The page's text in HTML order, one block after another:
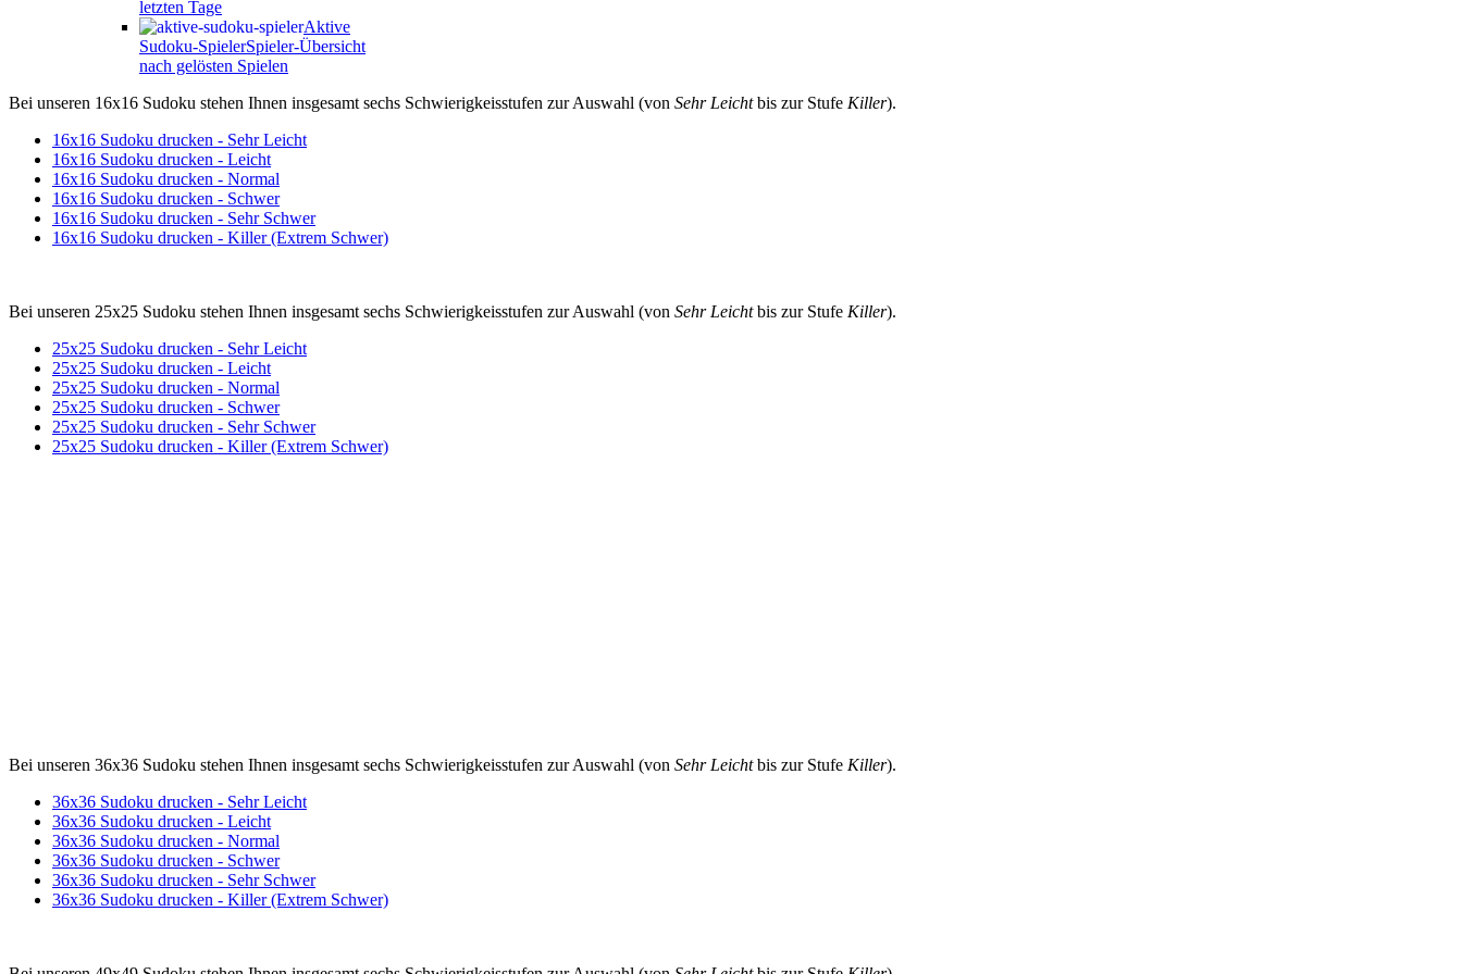
letzten Tage
Aktive
Sudoku-SpielerSpieler-Übersicht
nach gelösten Spielen
Bei unseren 16x16 Sudoku stehen Ihnen insgesamt sechs Schwierigkeisstufen zur Auswahl (von Sehr Leichtbis zur Stufe Killer).
16x16 Sudoku drucken - Sehr Leicht
16x16 Sudoku drucken - Leicht
16x16 Sudoku drucken - Normal
16x16 Sudoku drucken - Schwer
16x16 Sudoku drucken - Sehr Schwer
16x16 Sudoku drucken - Killer (Extrem Schwer)
Bei unseren 25x25 Sudoku stehen Ihnen insgesamt sechs Schwierigkeisstufen zur Auswahl (von Sehr Leichtbis zur Stufe Killer).
25x25 Sudoku drucken - Sehr Leicht
25x25 Sudoku drucken - Leicht
25x25 Sudoku drucken - Normal
25x25 Sudoku drucken - Schwer
25x25 Sudoku drucken - Sehr Schwer
25x25 Sudoku drucken - Killer (Extrem Schwer)
Bei unseren 36x36 Sudoku stehen Ihnen insgesamt sechs Schwierigkeisstufen zur Auswahl (von Sehr Leichtbis zur Stufe Killer).
36x36 Sudoku drucken - Sehr Leicht
36x36 Sudoku drucken - Leicht
36x36 Sudoku drucken - Normal
36x36 Sudoku drucken - Schwer
36x36 Sudoku drucken - Sehr Schwer
36x36 Sudoku drucken - Killer (Extrem Schwer)